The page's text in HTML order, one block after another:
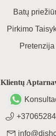
Batų
Pirkimo
Pretenzija
Klientų